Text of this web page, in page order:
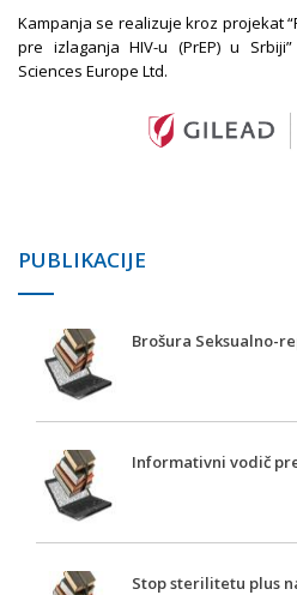
Kampanja se realizuje kroz projekat
pre izlaganja HIV-u (PrEP) u
Sciences Europe Ltd.
PUBLIKACIJE
Brošura Seksualno-
Informativni vodič
Stop sterilitetu plus